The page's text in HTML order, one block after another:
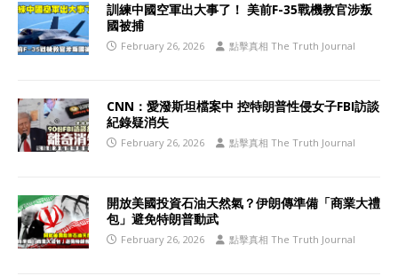
訓練中國空軍出大事了！ 美前F-35戰機教官涉叛
國被捕
February 26, 2026 點擊真相 The Truth Journal
CNN：愛潑斯坦檔案中 控特朗普性侵女子FBI訪談
紀錄疑消失
February 26, 2026 點擊真相 The Truth Journal
開放美國投資石油天然氣？伊朗傳準備「商業大禮
包」避免特朗普動武
February 26, 2026 點擊真相 The Truth Journal